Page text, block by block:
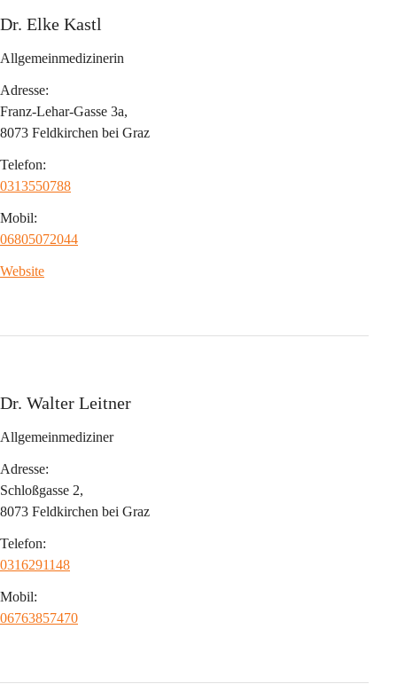
Dr. Elke Kastl
Allgemeinmedizinerin
Adresse:
Franz-Lehar-Gasse 3a,
8073 Feldkirchen bei Graz
Telefon:
0313550788
Mobil:
06805072044
Website
Dr. Walter Leitner
Allgemeinmediziner
Adresse:
Schloßgasse 2,
8073 Feldkirchen bei Graz
Telefon:
0316291148
Mobil:
06763857470